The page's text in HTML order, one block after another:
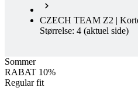
Sommer
RABAT 10%
Regular fit
Rabat RABAT 10%
Clearance
Regular fit